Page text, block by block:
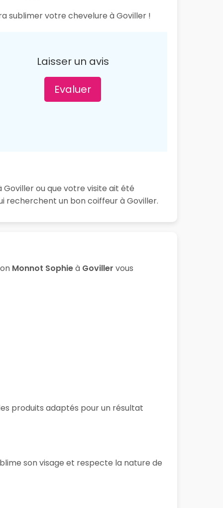
sublimer votre chevelure à Goviller !
Laisser un avis
Evaluer
ou que votre visite ait été
recherchent un bon coiffeur à Goviller.
Monnot Sophieà Goviller vous
produits adaptés pour un résultat
son visage et respecte la nature de